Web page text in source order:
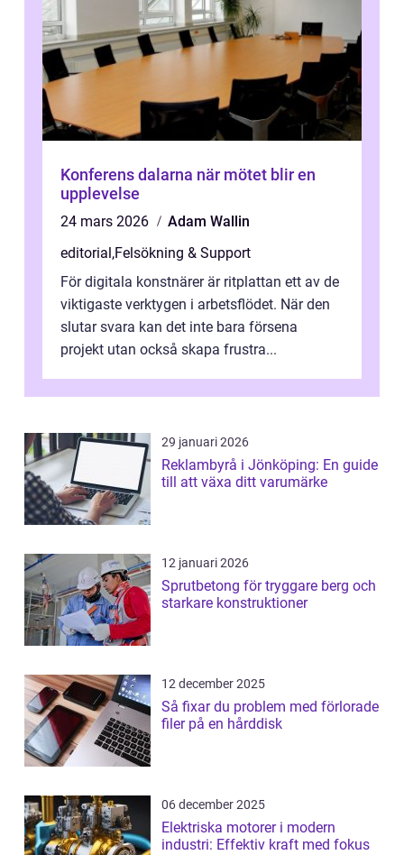
Konferens dalarna när mötet blir en
upplevelse
24 mars 2026
Adam Wallin
editorial ,Felsökning & Support
För digitala konstnärer är ritplattan ett av de
viktigaste verktygen i arbetsflödet. När den
slutar svara kan det inte bara försena
projekt utan också skapa frustra...
29 januari 2026
Reklambyrå i Jönköping: En guide
till att växa ditt varumärke
12 januari 2026
Sprutbetong för tryggare berg och
starkare konstruktioner
12 december 2025
Så fixar du problem med förlorade
filer på en hårddisk
06 december 2025
Elektriska motorer i modern
industri: Effektiv kraft med fokus